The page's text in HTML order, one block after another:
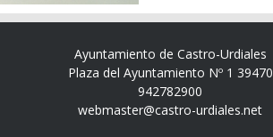
Ayuntamiento de Castro-Urdiales
Plaza del Ayuntamiento Nº 1 39470
942782900
webmaster@castro-urdiales.net